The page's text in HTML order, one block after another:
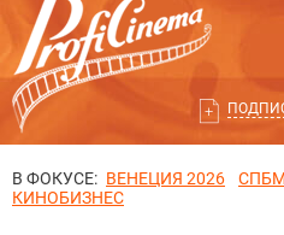
В ФОКУСЕ: ВЕНЕЦИЯ 2026
КИНОБИЗНЕС